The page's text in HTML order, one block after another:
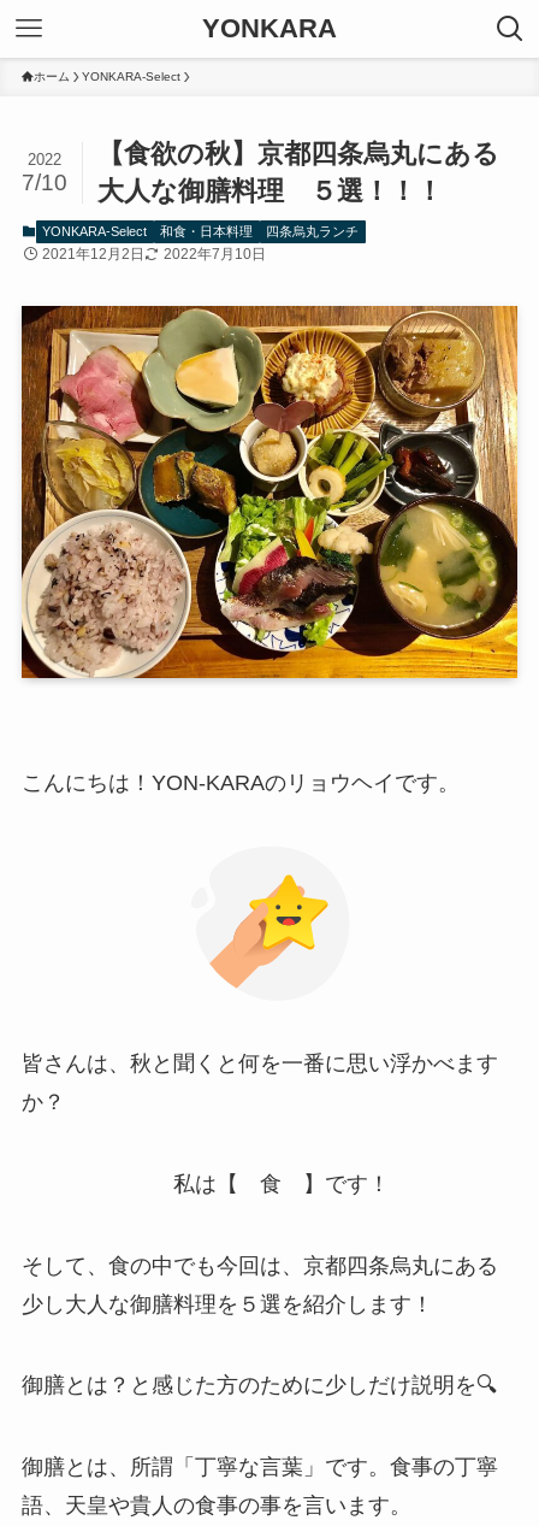
YONKARA
ホーム YONKARA-Select
【食欲の秋】京都四条烏丸にある
大人な御膳料理 ５選！！！
2022
7/10
YONKARA-Select 和食・日本料理 四条烏丸ランチ
2021年12月2日 2022年7月10日
こんにちは！YON-KARAのリョウヘイです。
皆さんは、秋と聞くと何を一番に思い浮かべます
か？
私は【 食 】です！
そして、食の中でも今回は、京都四条烏丸にある
少し大人な御膳料理を５選を紹介します！
御膳とは？と感じた方のために少しだけ説明を🔍
御膳とは、所謂「丁寧な言葉」です。食事の丁寧
語、天皇や貴人の食事の事を言います。